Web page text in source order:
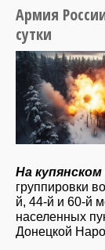
Армия
сутки
На
группировки
й, 44-й и 60-й
населенных
Донецкой